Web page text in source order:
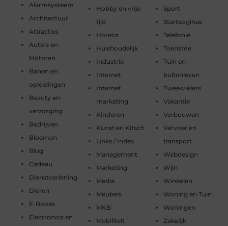
Alarmsysteem
Architectuur
Attracties
Auto’s en
Motoren
Banen en
opleidingen
Beauty en
verzorging
Bedrijven
Bloemen
Blog
Cadeau
Dienstverlening
Dieren
E-Books
Electronica en
Hobby en vrije
tijd
Horeca
Huishoudelijk
Industrie
Internet
Internet
marketing
Kinderen
Kunst en Kitsch
Links / Index
Management
Marketing
Media
Meubels
MKB
Mobiliteit
Sport
Startpaginas
Telefonie
Toerisme
Tuin en
buitenleven
Tweewielers
Vakantie
Verbouwen
Vervoer en
transport
Webdesign
Wijn
Winkelen
Woning en Tuin
Woningen
Zakelijk